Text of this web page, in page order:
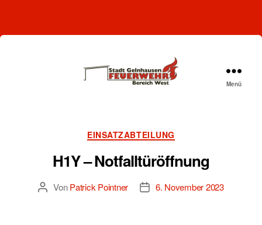
Menü
Kategorien
EINSATZABTEILUNG
H1Y – Notfalltüröffnung
Beitragsautor
VonPatrick Pointner Beitragsdatum
6. November 2023